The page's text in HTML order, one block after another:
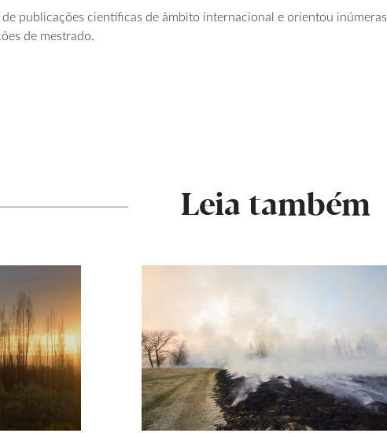
publicações científicas de âmbito internacional e orientou inúmeras
de mestrado.
Leia também